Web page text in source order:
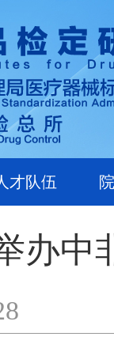
才队伍
办中